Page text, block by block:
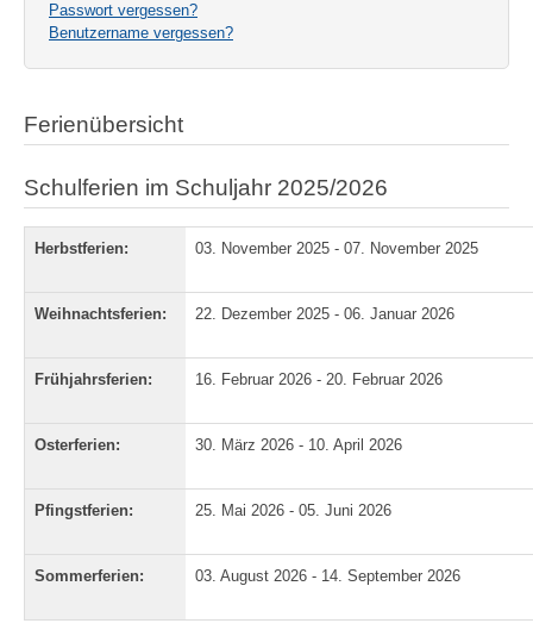
Passwort vergessen?
Benutzername vergessen?
Ferienübersicht
Schulferien im Schuljahr 2025/2026
Herbstferien: 03. November 2025 - 07. November 2025
Weihnachtsferien: 22. Dezember 2025 - 06. Januar 2026
Frühjahrsferien: 16. Februar 2026 - 20. Februar 2026
Osterferien: 30. März 2026 - 10. April 2026
Pfingstferien: 25. Mai 2026 - 05. Juni 2026
Sommerferien: 03. August 2026 - 14. September 2026